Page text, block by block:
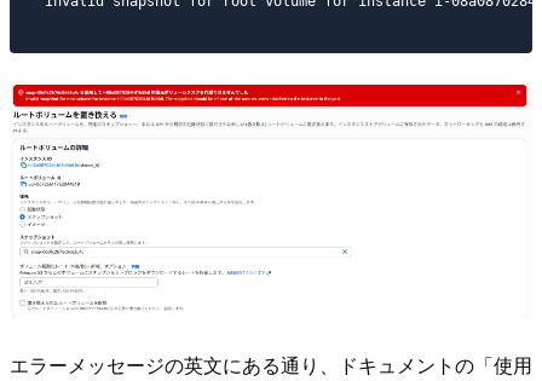
エラーメッセージの英文にある通り、ドキュメントの「使用